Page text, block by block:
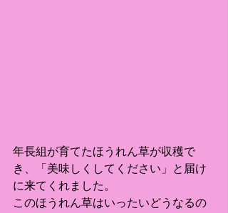
年長組が育てたほうれん草が収穫で
き、「美味しくしてください」と届け
に来てくれました。
このほうれん草はいったいどうなるの